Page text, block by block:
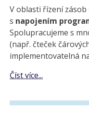
V oblasti řízení
s napojením
Spolupracujeme s
(např. čteček
implementovatelná
Číst více...